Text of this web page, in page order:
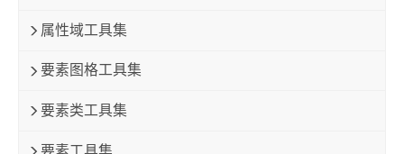
属性域工具集
要素图格工具集
要素类工具集
要素工具集